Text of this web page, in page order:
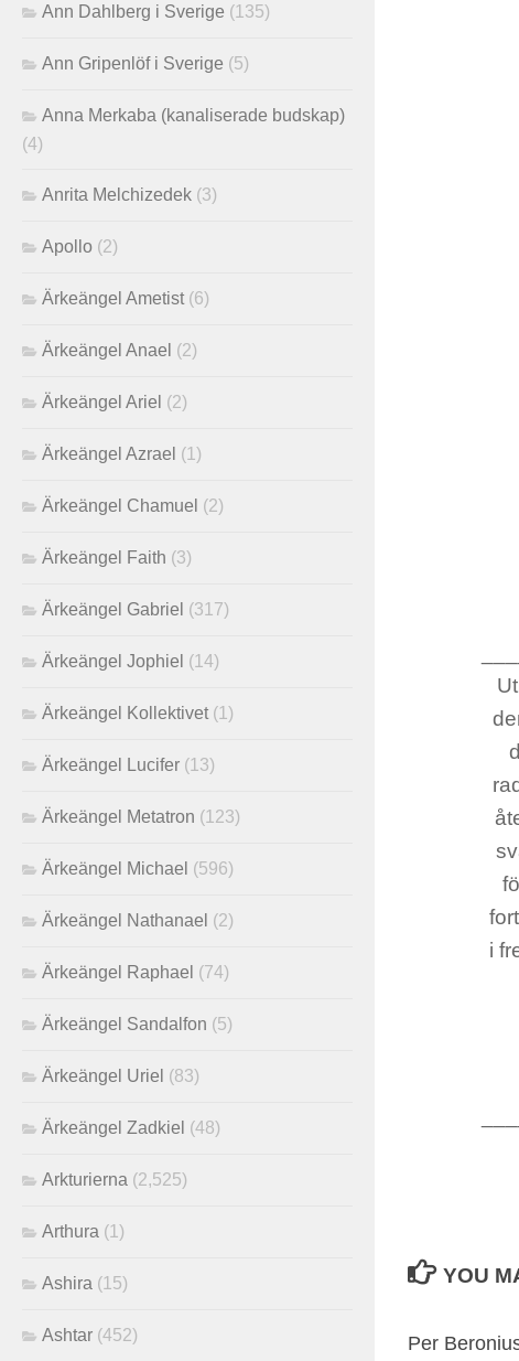
i
YOU
Per
Ann Dahlberg i Sverige (135)
Ann Gripenlöf i Sverige (5)
Anna Merkaba (kanaliserade budskap)
(4)
Anrita Melchizedek (3)
Apollo (2)
Ärkeängel Ametist (6)
Ärkeängel Anael (2)
Ärkeängel Ariel (2)
Ärkeängel Azrael (1)
Ärkeängel Chamuel (2)
Ärkeängel Faith (3)
Ärkeängel Gabriel (317)
Ärkeängel Jophiel (14)
Ärkeängel Kollektivet (1)
Ärkeängel Lucifer (13)
Ärkeängel Metatron (123)
Ärkeängel Michael (596)
Ärkeängel Nathanael (2)
Ärkeängel Raphael (74)
Ärkeängel Sandalfon (5)
Ärkeängel Uriel (83)
Ärkeängel Zadkiel (48)
Arkturierna (2,525)
Arthura (1)
Ashira (15)
Ashtar (452)